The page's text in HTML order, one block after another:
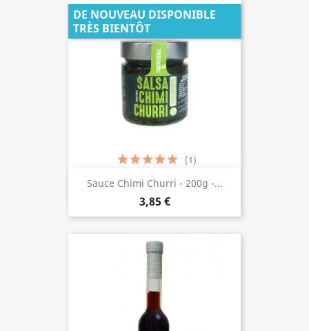
Sauce Chimi Churri - 200g -...
3,85 €
(1)
DE NOUVEAU DISPONIBLE
TRÈS BIENTÔT